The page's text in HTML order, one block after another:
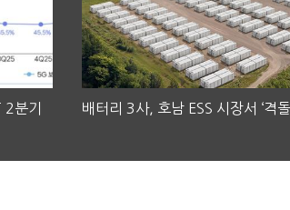
분기
배터리 3사, 호남 ESS 시장서 ‘격돌